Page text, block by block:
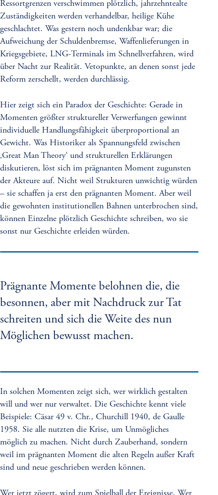
Ressortgrenzen verschwimmen plötzlich, jahrzehntealte
Zuständigkeiten werden verhandelbar, heilige Kühe
geschlachtet. Was gestern noch undenkbar war; die
Aufweichung der Schuldenbremse, Waffenlieferungen in
Kriegsgebiete, LNG-Terminals im Schnellverfahren, wird
über Nacht zur Realität. Vetopunkte, an denen sonst jede
Reform zerschellt, werden durchlässig.
Hier zeigt sich ein Paradox der Geschichte: Gerade in
Momenten größter struktureller Verwerfungen gewinnt
individuelle Handlungsfähigkeit überproportional an
Gewicht. Was Historiker als Spannungsfeld zwischen
‚Great Man Theory‘ und strukturellen Erklärungen
diskutieren, löst sich im prägnanten Moment zugunsten
der Akteure auf. Nicht weil Strukturen unwichtig würden
– sie schaffen ja erst den prägnanten Moment. Aber weil
die gewohnten institutionellen Bahnen unterbrochen sind,
können Einzelne plötzlich Geschichte schreiben, wo sie
sonst nur Geschichte erleiden würden.
Prägnante Momente belohnen die, die
besonnen, aber mit Nachdruck zur Tat
schreiten und sich die Weite des nun
Möglichen bewusst machen.
In solchen Momenten zeigt sich, wer wirklich gestalten
will und wer nur verwaltet. Die Geschichte kennt viele
Beispiele: Cäsar 49 v. Chr., Churchill 1940, de Gaulle
1958. Sie alle nutzten die Krise, um Unmögliches
möglich zu machen. Nicht durch Zauberhand, sondern
weil im prägnanten Moment die alten Regeln außer Kraft
sind und neue geschrieben werden können.